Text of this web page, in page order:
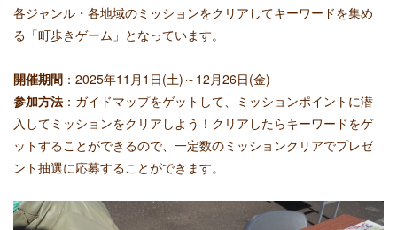
各ジャンル・各地域のミッションをクリアしてキーワードを集め
る「町歩きゲーム」となっています。
開催期間 ：2025年11月1日(土)～12月26日(金)
参加方法 ：ガイドマップをゲットして、ミッションポイントに潜
入してミッションをクリアしよう！クリアしたらキーワードをゲ
ットすることができるので、一定数のミッションクリアでプレゼ
ント抽選に応募することができます。